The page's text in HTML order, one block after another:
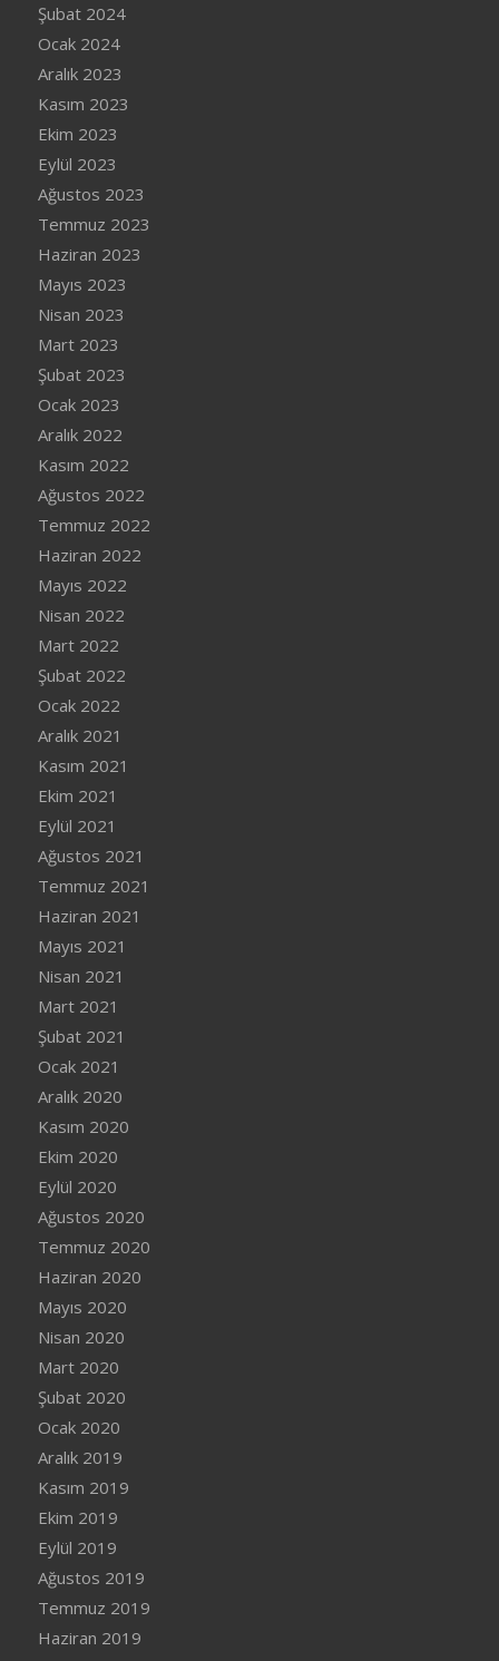
Şubat 2024
Ocak 2024
Aralık 2023
Kasım 2023
Ekim 2023
Eylül 2023
Ağustos 2023
Temmuz 2023
Haziran 2023
Mayıs 2023
Nisan 2023
Mart 2023
Şubat 2023
Ocak 2023
Aralık 2022
Kasım 2022
Ağustos 2022
Temmuz 2022
Haziran 2022
Mayıs 2022
Nisan 2022
Mart 2022
Şubat 2022
Ocak 2022
Aralık 2021
Kasım 2021
Ekim 2021
Eylül 2021
Ağustos 2021
Temmuz 2021
Haziran 2021
Mayıs 2021
Nisan 2021
Mart 2021
Şubat 2021
Ocak 2021
Aralık 2020
Kasım 2020
Ekim 2020
Eylül 2020
Ağustos 2020
Temmuz 2020
Haziran 2020
Mayıs 2020
Nisan 2020
Mart 2020
Şubat 2020
Ocak 2020
Aralık 2019
Kasım 2019
Ekim 2019
Eylül 2019
Ağustos 2019
Temmuz 2019
Haziran 2019